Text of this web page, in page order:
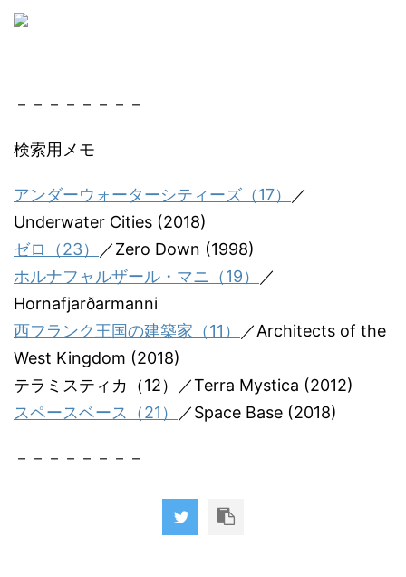
－－－－－－－－
検索用メモ
アンダーウォーターシティーズ（17）
／
Underwater Cities (2018)
ゼロ（23）
／Zero Down (1998)
ホルナフャルザール・マニ（19）
／
Hornafjarðarmanni
西フランク王国の建築家（11）
／Architects of the
West Kingdom (2018)
テラミスティカ（12）／Terra Mystica (2012)
スペースベース（21）
／Space Base (2018)
－－－－－－－－